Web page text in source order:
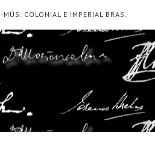
-MÚS. COLONIAL E IMPERIAL BRAS.